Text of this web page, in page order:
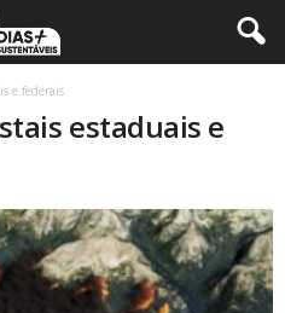
e federais
estaduais e